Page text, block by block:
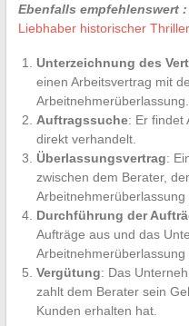
Ebenfalls empfehlenswert :
Liebhaber historischer Thriller
Unterzeichnung des
einen Arbeitsvertrag mit
Arbeitnehmerüberlassung.
Auftragssuche: Er findet
direkt verhandelt.
Überlassungsvertrag:
zwischen dem Berater,
Durchführung der
Aufträge aus und das
Arbeitnehmerüberlassung
Vergütung: Das
zahlt dem Berater sein
Kunden erhalten hat.